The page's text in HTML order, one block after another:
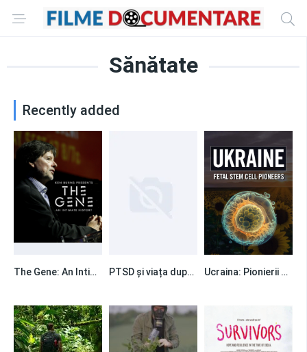
Sănătate
Recently added
0
The Gene: An Intimate History 0
PTSD și viața după război 0
Ucraina: Pionierii celulelor stem fetale